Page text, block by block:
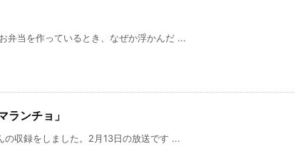
弁当を作っているとき、なぜか浮かんだ ...
ンチョ」
収録をしました。2月13日の放送です ...